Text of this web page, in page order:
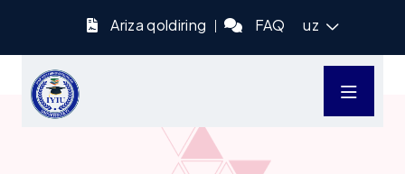
Ariza qoldiring FAQ uz